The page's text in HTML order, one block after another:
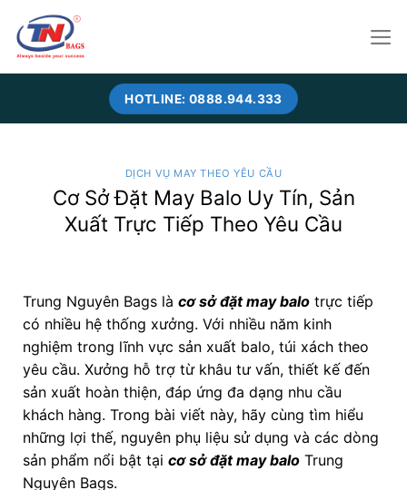
content
HOTLINE: 0888.944.333
DỊCH VỤ MAY THEO YÊU CẦU
Cơ Sở Đặt May Balo Uy Tín, Sản
Xuất Trực Tiếp Theo Yêu Cầu
Trung Nguyên Bags là cơ sở đặt may balotrực tiếp
có nhiều hệ thống xưởng. Với nhiều năm kinh
nghiệm trong lĩnh vực sản xuất balo, túi xách theo
yêu cầu. Xưởng hỗ trợ từ khâu tư vấn, thiết kế đến
sản xuất hoàn thiện, đáp ứng đa dạng nhu cầu
khách hàng. Trong bài viết này, hãy cùng tìm hiểu
những lợi thế, nguyên phụ liệu sử dụng và các dòng
sản phẩm nổi bật tại cơ sở đặt may baloTrung
Nguyên Bags.